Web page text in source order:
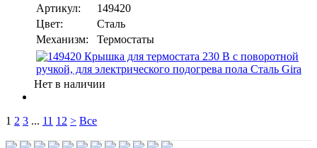
Артикул:
149420
Цвет:
Сталь
Механизм:
Термостаты
Нет в наличии
1 2 3 ... 11 12 > Все